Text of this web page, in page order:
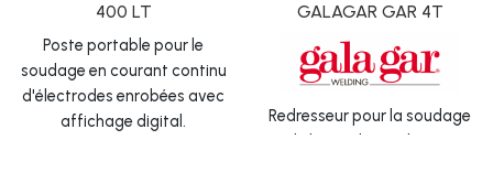
400 LT
Poste portable pour le
soudage en courant continu
d'électrodes enrobées avec
affichage digital.
GALAGAR GAR 4T
Redresseur pour la soudage
d'électrode enrobée et